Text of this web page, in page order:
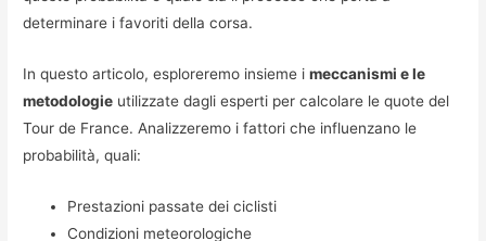
determinare i favoriti della corsa.
In questo articolo, esploreremo insieme imeccanismi e le
metodologie utilizzate dagli esperti per calcolare le quote del
Tour de France. Analizzeremo i fattori che influenzano le
probabilità, quali:
Prestazioni passate dei ciclisti
Condizioni meteorologiche